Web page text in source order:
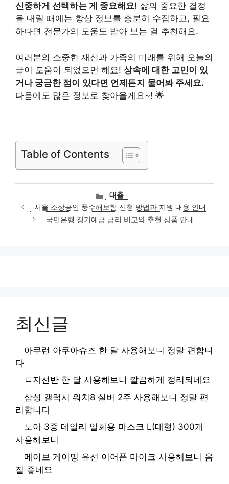
신중하게 선택하는 게 중요해요! 삶의 중요한 결정
을 내릴 때에는 항상 정보를 충분히 수집하고, 필요
하다면 전문가의 도움도 받아 보는 걸 추천해요.
여러분의 소중한 재산과 가족의 미래를 위해 오늘의
글이 도움이 되었으면 해요! 상속에 대한 고민이 있
거나 궁금한 점이 있다면 언제든지 물어봐 주세요.
다음에도 많은 정보로 찾아올게요~! 🌟
Table of Contents
카
테
고
리
대출
서울 소상공인 풍수해보험 신청 방법과 지원 내용 안내
국민은행 정기예금 금리 비교와 추천 상품 안내
최신글
아쿠런 아쿠아슈즈 한 달 사용해보니 정말 편합니
다
ㄷ자선반 한 달 사용해보니 깔끔하게 정리되네요
삼성 갤럭시 워치8 실버 2주 사용해보니 정말 편
리합니다
노아 3중 데일리 일회용 마스크 L(대형) 300개
사용해보니
메이브 게이밍 유선 이어폰 마이크 사용해보니 음
질 좋네요